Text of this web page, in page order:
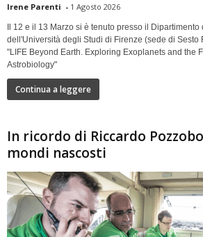
Irene Parenti - 1 Agosto 2026
Il 12 e il 13 Marzo si è tenuto presso il
dell'Università degli Studi di Firenze (sede di Sesto
"LIFE Beyond Earth. Exploring Exoplanets and the
Astrobiology"
Continua a leggere
In ricordo di Riccardo
mondi nascosti